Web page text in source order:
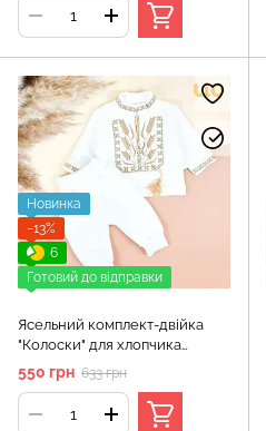
Новинка
−13%
6
Готовий до відправки
Ясельний комплект-двійка
"Колоски" для хлопчика
(кофта+штани) LiО, Білий, 68
см
550 грн 633 грн